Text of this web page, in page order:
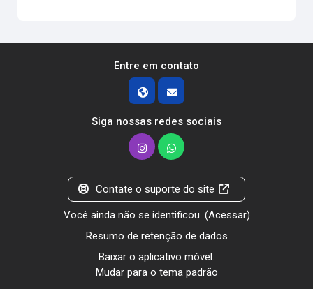
Entre em contato
Siga nossas redes sociais
Contate o suporte do site
Você ainda não se identificou. (Acessar)
Resumo de retenção de dados
Baixar o aplicativo móvel.
Mudar para o tema padrão